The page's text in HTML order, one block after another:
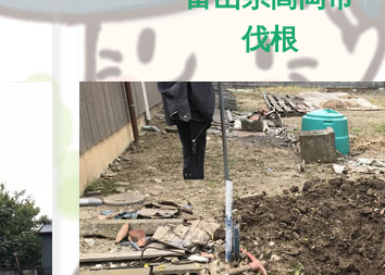
伐根